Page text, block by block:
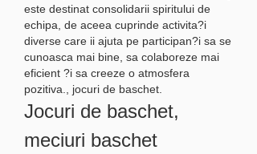
este destinat consolidarii spiritului de
echipa, de aceea cuprinde activita?i
diverse care ii ajuta pe participan?i sa se
cunoasca mai bine, sa colaboreze mai
eficient ?i sa creeze o atmosfera
pozitiva., jocuri de baschet.
Jocuri de baschet,
meciuri baschet